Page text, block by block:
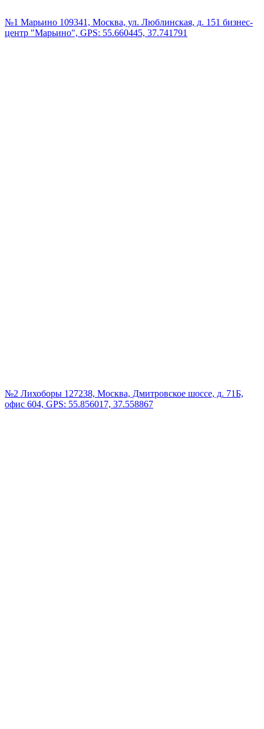
№1 Марьино 109341, Москва, ул. Люблинская, д. 151 бизнес-
центр "Марьино", GPS: 55.660445, 37.741791
№2 Лихоборы 127238, Москва, Дмитровское шоссе, д. 71Б,
офис 604, GPS: 55.856017, 37.558867